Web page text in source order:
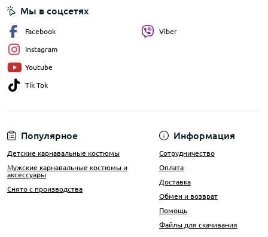
Популярное
Детские карнавальные костюмы
Мужские карнавальные костюмы и
аксессуары
Снято с производства
Информация
Сотрудничество
Оплата
Доставка
Обмен и возврат
Помощь
Файлы для скачивания
Мы в соцсетях
Facebook
Instagram
Youtube
Tik Tok
Viber